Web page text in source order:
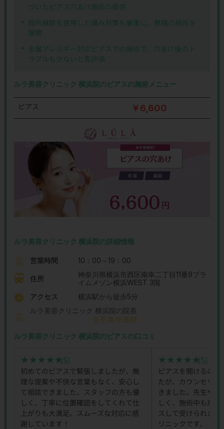
づいたピアス穴あけ施術の提供
局所麻酔を使用した痛み対策も厳重に、無痛の施術を
展開
金属アレルギー対応ピアスでの施術で、穴あけ後のト
ラブルも少ないと高評価
ルラ美容クリニック 横浜院のピアスの施術メニュー
ピアス ￥6,600
ルラ美容クリニック 横浜院の詳細情報
営業時間 10：00～19：00
住所
神奈川県横浜市西区南幸二丁目11番9プラ
イムメゾン横浜WEST 3階
アクセス
横浜駅から徒歩5分
ルラ美容クリニック 横浜院の院長
金子 真也 医師
ルラ美容クリニック 横浜院のピアスの口コミ
★★★★★
★★★★★(5)
初めてのピアスで緊張しましたが、無
理な提案や不快な言葉もなく、安心し
て相談できました。スタッフの方も優
しく、丁寧に位置確認をしてくれて仕
上がりも大満足。スムーズな対応に感
謝しています！
★★★★★
★★★★★(5)
ピアスを開けるの
たが、カウンセリ
きました。先生や
しく、施術中も声
スして受けられま
リニックです。